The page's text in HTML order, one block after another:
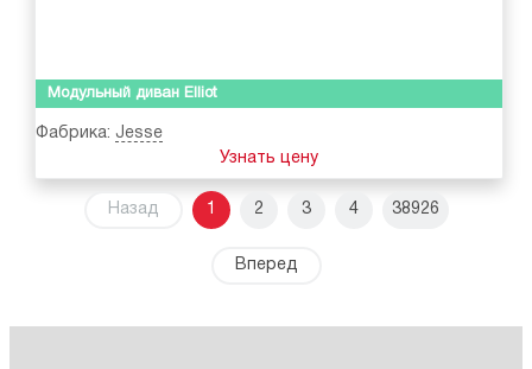
Модульный диван Elliot
Фабрика: Jesse
Узнать цену
Назад 1 2 3 4 38926
Вперед